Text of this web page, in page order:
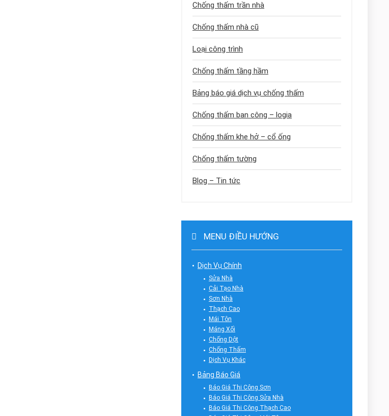
Chống thấm trần nhà
Chống thấm nhà cũ
Loại công trình
Chống thấm tầng hầm
Bảng báo giá dịch vụ chống thấm
Chống thấm ban công – logia
Chống thấm khe hở – cổ ống
Chống thấm tường
Blog – Tin tức
MENU ĐIỀU HƯỚNG
Dịch Vụ Chính
Sửa Nhà
Cải Tạo Nhà
Sơn Nhà
Thạch Cao
Mái Tôn
Máng Xối
Chống Dột
Chống Thấm
Dịch Vụ Khác
Bảng Báo Giá
Báo Giá Thi Công Sơn
Báo Giá Thi Công Sửa Nhà
Báo Giá Thi Công Thạch Cao